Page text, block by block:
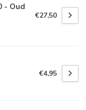
- Oud
€27,50
€4,95